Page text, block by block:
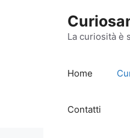
La curiosità è
Home
Contatti